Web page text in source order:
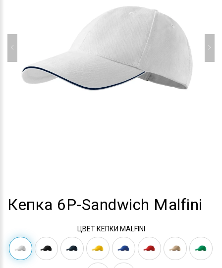
Кепка 6P-Sandwich Malfini
ЦВЕТ КЕПКИ MALFINI